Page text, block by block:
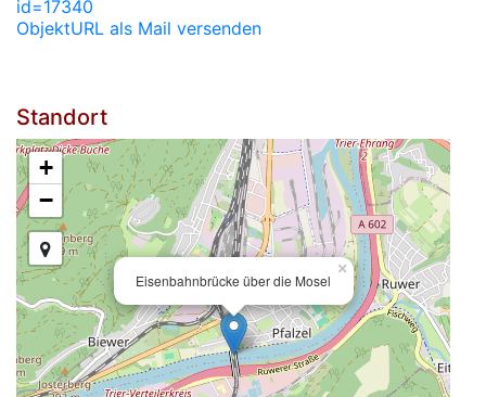
id=17340
ObjektURL als Mail versenden
Standort
Eisenbahnbrücke über die Mosel
×
+
−